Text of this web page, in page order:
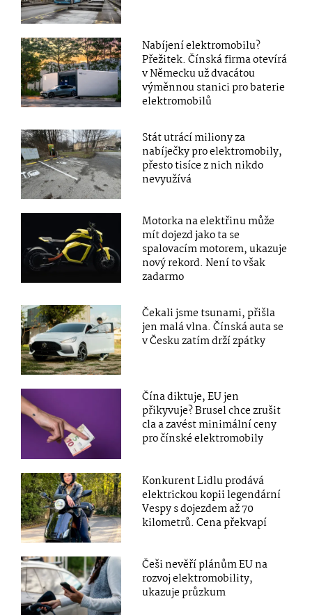
Nabíjení elektromobilu?
Přežitek. Čínská firma otevírá
v Německu už dvacátou
výměnnou stanici pro baterie
elektromobilů
Stát utrácí miliony za
nabíječky pro elektromobily,
přesto tisíce z nich nikdo
nevyužívá
Motorka na elektřinu může
mít dojezd jako ta se
spalovacím motorem, ukazuje
nový rekord. Není to však
zadarmo
Čekali jsme tsunami, přišla
jen malá vlna. Čínská auta se
v Česku zatím drží zpátky
Čína diktuje, EU jen
přikyvuje? Brusel chce zrušit
cla a zavést minimální ceny
pro čínské elektromobily
Konkurent Lidlu prodává
elektrickou kopii legendární
Vespy s dojezdem až 70
kilometrů. Cena překvapí
Češi nevěří plánům EU na
rozvoj elektromobility,
ukazuje průzkum